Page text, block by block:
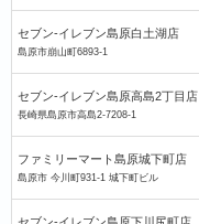
セブン-イレブン島原白土湖店
島原市崩山町6893-1
セブン-イレブン島原高島2丁目店
長崎県島原市高島2-7208-1
ファミリーマート島原城下町店
島原市 今川町931-1 城下町ビル